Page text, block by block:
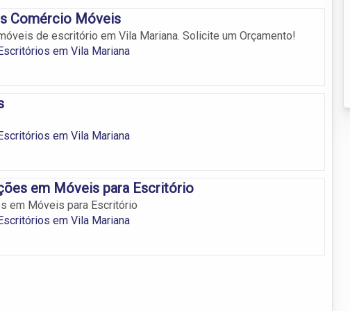
Comércio Móveis
de escritório em Vila Mariana. Solicite um Orçamento!
em Vila Mariana
em Vila Mariana
em Móveis para Escritório
em Móveis para Escritório
em Vila Mariana